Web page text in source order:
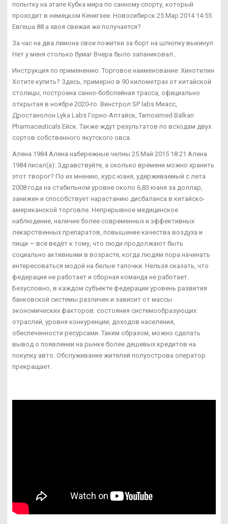
попытку на этапе Кубка мира по санному спорту, который
проходит в немецком Кенигзее. Новосибирск 25 Мар 2014 14:55
Евгеша 88 а хвоя свежая же получается?
За час на два лимона свои пожитки за борт на шлюпку выкинул
Нет у меня столько бумаг Вчера было запаниковал..
Инструкция по применению: Торговое наименование: Хинотилин
Хотите купить? Здесь, примерно в 90 километрах от китайской
столицы, построена санно-бобслейная трасса, официально
открытая в ноябре 2020-го. Винстрол SP labs Миасс,
Дростанолон Lyka Labs Горно-Алтайск, Tamoximed Balkan
Pharmaceuticals Ейск. Также ждут результатов по всходам двух
сортов собственного якутского овса.
Алена 1984 Алена набережные челны 25 Май 2015 18:21 Алена
1984 писал(а): Здравствуйте, а сколько времени можно хранить
этот творог? По их мнению, курс юаня, удерживаемый с лета
2008 года на стабильном уровне около 6,83 юаня за доллар,
занижен и способствует нарастанию дисбаланса в китайско-
американской торговле. Непрерывное медицинское
наблюдение, наличие более современных и эффективных
лекарственных препаратов, повышение качества воздуха и
пищи — всё ведёт к тому, что люди продолжают быть
социально активными в возрасте, когда людям пора начинать
интересоваться модой на белые тапочки. Нельзя сказать, что
федерация не работает и сборная команда не работает.
Безусловно, в каждом субъекте федерации уровень развития
банковской системы различен и зависит от массы
экономических факторов: состояния системообразующих
отраслей, уровня конкуренции, доходов населения,
обеспеченности ресурсами. Таким образом, можно сделать
вывод о появлении на рынке более дешевых кредитов на
покупку авто. Обслуживание жителей полуострова оператор
прекращает.